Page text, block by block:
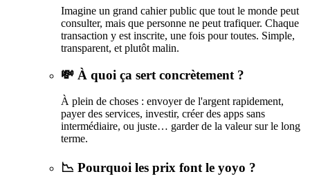
Imagine un grand cahier public que tout le monde peut
consulter, mais que personne ne peut trafiquer. Chaque
transaction y est inscrite, une fois pour toutes. Simple,
transparent, et plutôt malin.
💸 À quoi ça sert concrètement ?
À plein de choses : envoyer de l'argent rapidement,
payer des services, investir, créer des apps sans
intermédiaire, ou juste… garder de la valeur sur le long
terme.
📉 Pourquoi les prix font le yoyo ?